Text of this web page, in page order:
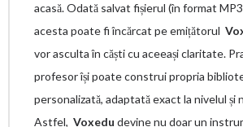
acasă. Odată salvat fișierul (în format
acesta poate fi încărcat pe emițătorul
vor asculta în căști cu aceeași claritate.
profesor își poate construi propria
personalizată, adaptată exact la nivelul și
Astfel, Voxedu devine nu doar un